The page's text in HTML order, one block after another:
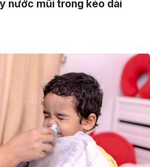
nước mũi trong kéo dài